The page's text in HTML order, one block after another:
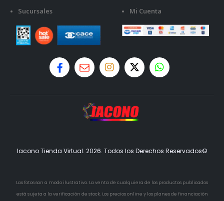
Sucursales
Mi Cuenta
Iacono Tienda Virtual. 2026. Todos los Derechos Reservados©
Las fotos son a modo ilustrativo. La venta de cualquiera de los productos publicados
está sujeta a la verificación de stock. Los precios online y los planes de financiación